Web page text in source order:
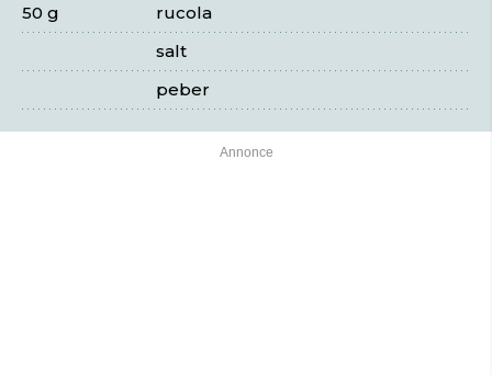
rucola
50 g
salt
peber